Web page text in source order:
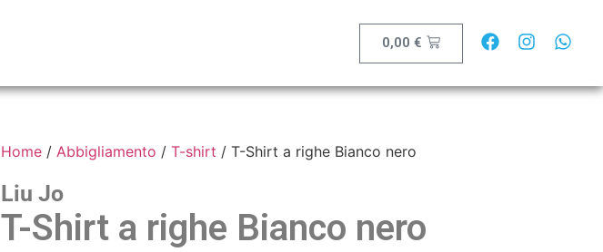
0,00€
Home / Abbigliamento / T-shirt / T-Shirt a righe Bianco nero
Liu Jo
T-Shirt a righe Bianco nero